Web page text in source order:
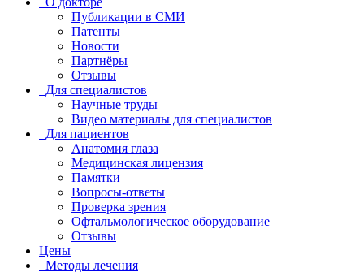
Публикации в СМИ
Патенты
Новости
Партнёры
Отзывы
Для специалистов
Научные труды
Видео материалы для специалистов
Для пациентов
Анатомия глаза
Медицинская лицензия
Памятки
Вопросы-ответы
Проверка зрения
Офтальмологическое оборудование
Отзывы
Цены
Методы лечения